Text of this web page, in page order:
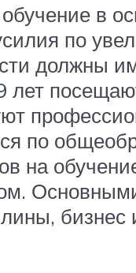
в
по
должны
лет
по
на
бизнес